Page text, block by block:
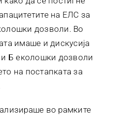
на ЕЛС за
дозволи. Во
имаше и дискусија
и Б еколошки дозволи
на постапката за
во рамките